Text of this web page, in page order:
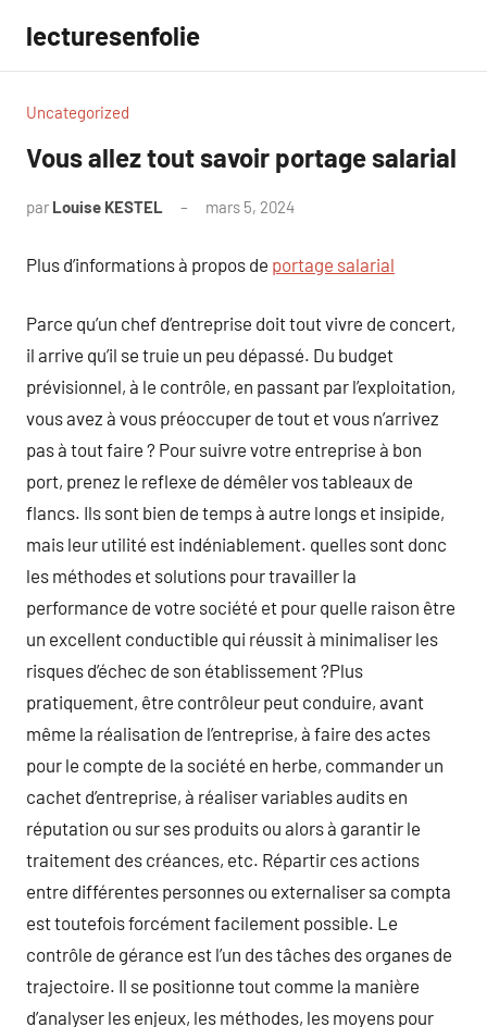
contenu
lecturesenfolie
Uncategorized
Vous allez tout savoir portage salarial
par Louise KESTEL mars 5, 2024
Plus d’informations à propos de portage salarial
Parce qu’un chef d’entreprise doit tout vivre de concert,
il arrive qu’il se truie un peu dépassé. Du budget
prévisionnel, à le contrôle, en passant par l’exploitation,
vous avez à vous préoccuper de tout et vous n’arrivez
pas à tout faire ? Pour suivre votre entreprise à bon
port, prenez le reflexe de démêler vos tableaux de
flancs. Ils sont bien de temps à autre longs et insipide,
mais leur utilité est indéniablement. quelles sont donc
les méthodes et solutions pour travailler la
performance de votre société et pour quelle raison être
un excellent conductible qui réussit à minimaliser les
risques d’échec de son établissement ?Plus
pratiquement, être contrôleur peut conduire, avant
même la réalisation de l’entreprise, à faire des actes
pour le compte de la société en herbe, commander un
cachet d’entreprise, à réaliser variables audits en
réputation ou sur ses produits ou alors à garantir le
traitement des créances, etc. Répartir ces actions
entre différentes personnes ou externaliser sa compta
est toutefois forcément facilement possible. Le
contrôle de gérance est l’un des tâches des organes de
trajectoire. Il se positionne tout comme la manière
d’analyser les enjeux, les méthodes, les moyens pour